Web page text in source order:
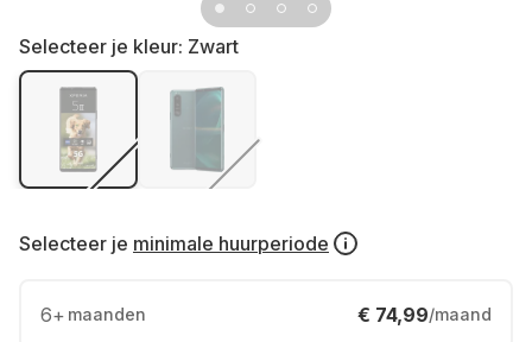
Selecteer je kleur: Zwart
Selecteer je minimale huurperiode
6+ maanden € 74,99/maand